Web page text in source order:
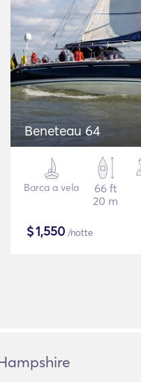
Beneteau 64
Barca a vela
66 ft
20 m
$1,550 /notte